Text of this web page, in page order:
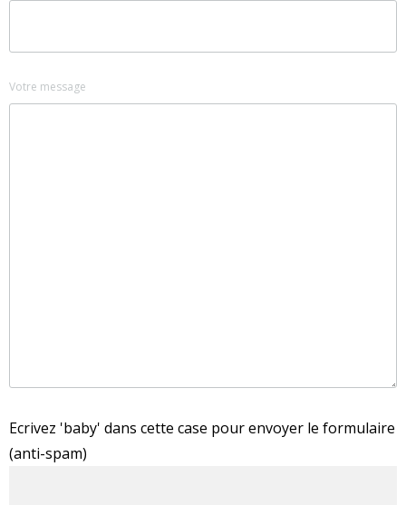
Votre message
Ecrivez 'baby' dans cette case pour envoyer le formulaire
(anti-spam)